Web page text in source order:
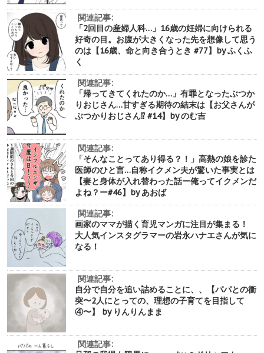
関連記事:
「2回目の産婦人科…」16歳の妊婦に向けられる
好奇の目。お腹が大きくなった先を想像して思う
のは【16歳、命と向き合うとき #77】by ふくふ
く
関連記事:
「帰ってきてくれたのか…」有罪となったぶつか
りおじさん…甘すぎる期待の結末は【お父さんが
ぶつかりおじさん⁉︎ #14】by のむ吉
関連記事:
「そんなことってあり得る？！」高熱の娘を診た
医師のひと言…自称イクメン夫が驚いた事実とは
【妻と身体が入れ替わった話ー俺ってイクメンだ
よね？ー#46】by あおば
関連記事:
画家のママが描く育児マンガに注目が集まる！
大人気インスタグラマーの岩永ハナエさんが気に
なる！
関連記事:
自分で自分を追い詰めることに、、【パパとの衝
突〜2人にとっての、理想の子育てを目指して
④〜】 by りんりんまま
関連記事: